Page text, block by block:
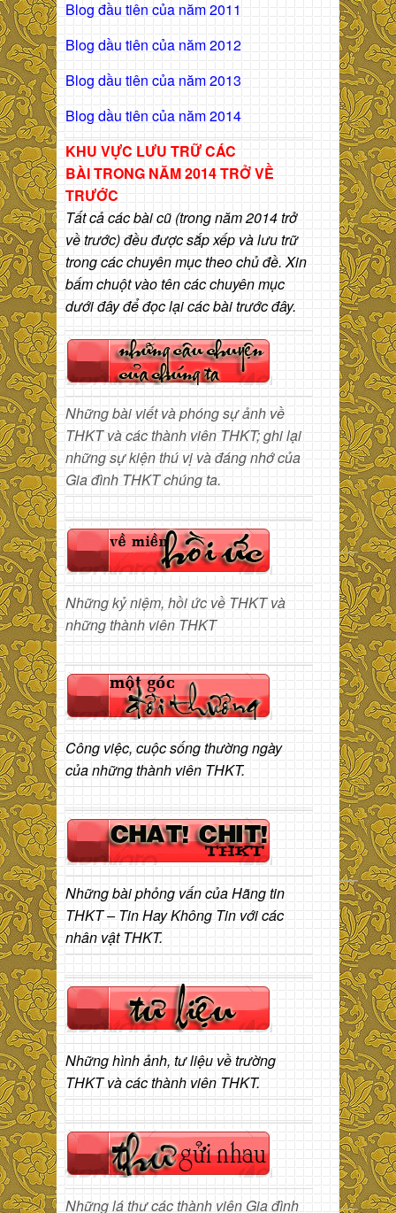
Blog đầu tiên của năm 2011
Blog dầu tiên của năm 2012
Blog dầu tiên của năm 2013
Blog dầu tiên của năm 2014
KHU VỰC LƯU TRỮ CÁC
BÀITRONG NĂM 2014 TRỞ VỀ
TRƯỚC
Tất cả các bài cũ (trong năm 2014 trở
về trước) đều được sắp xếp và lưu trữ
trong các chuyên mục theo chủ đề. Xin
bấm chuột vào tên các chuyên mục
dưới đây để đọc lại các bài trước đây.
Những bài viết và phóng sự ảnh về
THKT và các thành viên THKT; ghi lại
những sự kiện thú vị và đáng nhớ của
Gia đình THKT chúng ta.
Những kỷ niệm, hồi ức về THKT và
những thành viên THKT
Công việc, cuộc sống thường ngày
của những thành viên THKT.
Những bài phỏng vấn của Hãng tin
THKT – Tin Hay Không Tin với các
nhân vật THKT.
Những hình ảnh, tư liệu về trường
THKT và các thành viên THKT.
Những lá thư các thành viên Gia đình